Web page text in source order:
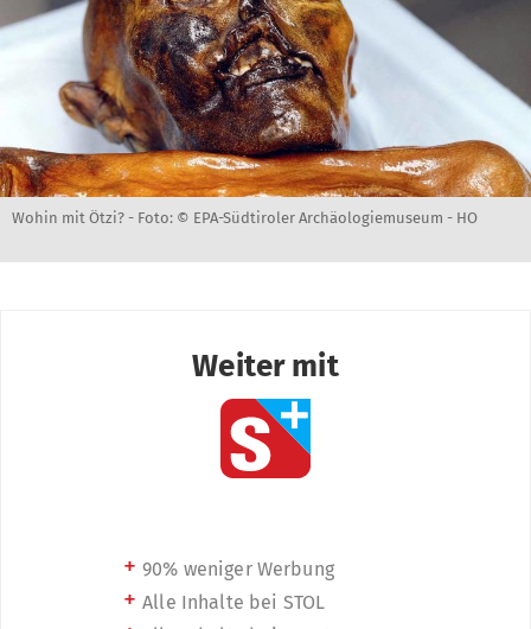
Wohin mit Ötzi? - Foto: © EPA-Südtiroler Archäologiemuseum - HO